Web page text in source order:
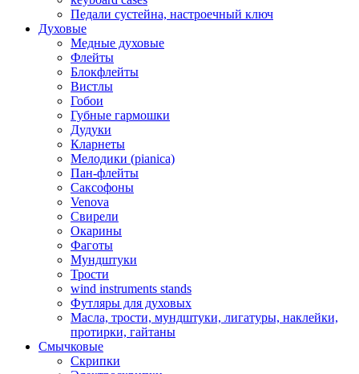
Педали сустейна, настроечный ключ
Духовые
Медные духовые
Флейты
Блокфлейты
Вистлы
Гобои
Губные гармошки
Дудуки
Кларнеты
Мелодики (pianica)
Пан-флейты
Саксофоны
Venova
Свирели
Окарины
Фаготы
Мундштуки
Трости
wind instruments stands
Футляры для духовых
Масла, трости, мундштуки, лигатуры, наклейки,
протирки, гайтаны
Смычковые
Скрипки